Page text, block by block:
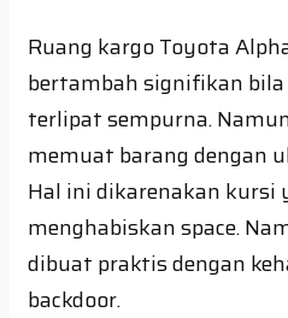
Ruang kargo Toyota
bertambah signifikan
terlipat sempurna.
memuat barang dengan
Hal ini dikarenakan
menghabiskan space.
dibuat praktis dengan
backdoor.